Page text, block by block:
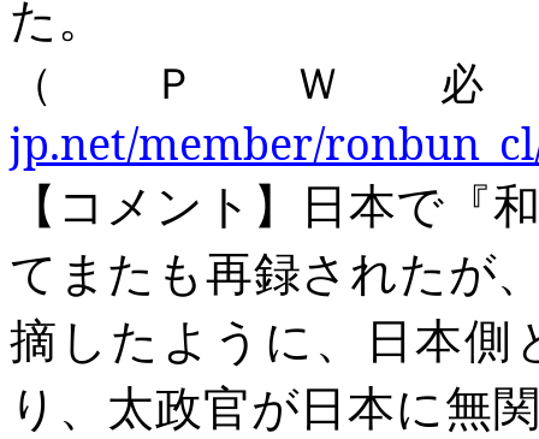
た。
（ＰＷ
jp.net/member/
【コメント】 日本で 『
て また も再録されたが
摘 し たように、日本側
り、太政官が日本に無